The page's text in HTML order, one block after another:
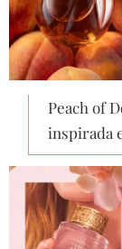
Peach of
inspirada